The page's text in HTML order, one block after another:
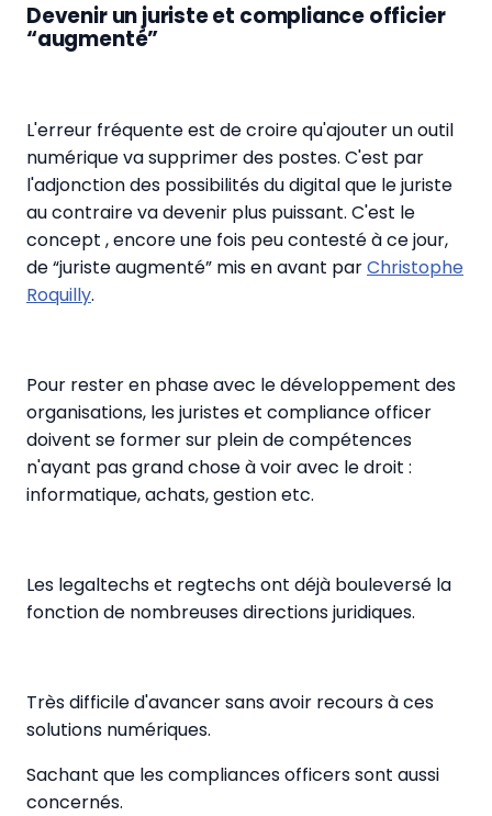
Devenir un juriste et compliance officier
“augmenté”
L'erreur fréquente est de croire qu'ajouter un outil
numérique va supprimer des postes. C'est par
l'adjonction des possibilités du digital que le juriste
au contraire va devenir plus puissant. C'est le
concept , encore une fois peu contesté à ce jour,
de “juriste augmenté” mis en avant parChristophe
Roquilly.
Pour rester en phase avec le développement des
organisations, les juristes et compliance officer
doivent se former sur plein de compétences
n'ayant pas grand chose à voir avec le droit :
informatique, achats, gestion etc.
Les legaltechs et regtechs ont déjà bouleversé la
fonction de nombreuses directions juridiques.
Très difficile d'avancer sans avoir recours à ces
solutions numériques.
Sachant que les compliances officers sont aussi
concernés.